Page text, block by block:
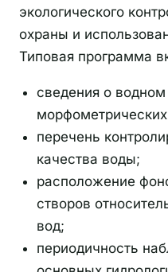
экологического
охраны и
Типовая программа
сведения о водном
перечень
качества воды;
расположение
створов
вод;
периодичность